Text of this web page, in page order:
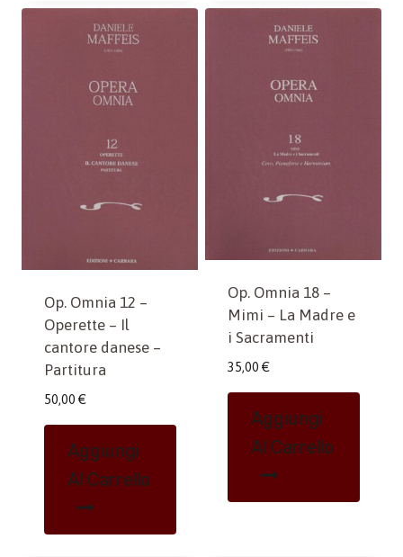
Op. Omnia 12 –
Operette – Il
cantore danese –
Partitura
50,00 €
Aggiungi
Al Carrello
Op. Omnia 18 –
Mimi – La Madre e
i Sacramenti
35,00 €
Aggiungi
Al Carrello